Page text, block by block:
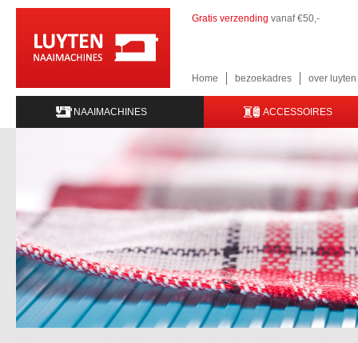
Gratis verzending vanaf €50,-
Home bezoekadres over
NAAIMACHINES ACCESSOIRES